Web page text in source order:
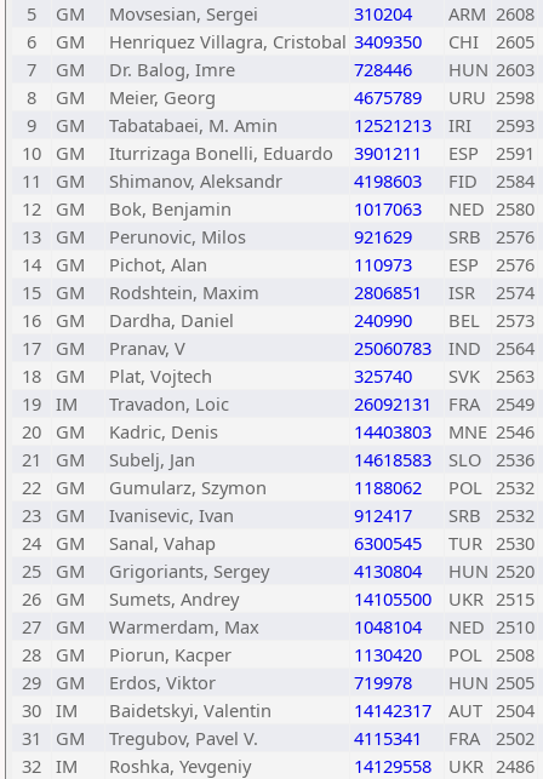
5
GM Movsesian, Sergei 310204 ARM 2608
6
GM Henriquez Villagra, Cristobal 3409350 CHI
2605
7
GM Dr. Balog, Imre 728446 HUN 2603
8
GM Meier, Georg 4675789 URU 2598
9
GM Tabatabaei, M. Amin 12521213 IRI
2593
10
GM Iturrizaga Bonelli, Eduardo 3901211 ESP
2591
11
GM Shimanov, Aleksandr 4198603 FID
2584
12
GM Bok, Benjamin 1017063 NED 2580
13
GM Perunovic, Milos 921629 SRB
2576
14
GM Pichot, Alan 110973 ESP
2576
15
GM Rodshtein, Maxim 2806851 ISR
2574
16
GM Dardha, Daniel 240990 BEL
2573
17
GM Pranav, V 25060783 IND
2564
18
GM Plat, Vojtech 325740 SVK
2563
19 IM Travadon, Loic 26092131 FRA
2549
20
GM Kadric, Denis 14403803 MNE 2546
21
GM Subelj, Jan 14618583 SLO 2536
22
GM Gumularz, Szymon 1188062 POL 2532
23
GM Ivanisevic, Ivan 912417 SRB
2532
24
GM Sanal, Vahap 6300545 TUR 2530
25
GM Grigoriants, Sergey 4130804 HUN 2520
26
GM Sumets, Andrey 14105500 UKR 2515
27
GM Warmerdam, Max 1048104 NED 2510
28
GM Piorun, Kacper 1130420 POL 2508
29
GM Erdos, Viktor 719978 HUN 2505
30 IM Baidetskyi, Valentin 14142317 AUT 2504
31
GM Tregubov, Pavel V. 4115341 FRA
2502
32 IM Roshka, Yevgeniy 14129558 UKR 2486